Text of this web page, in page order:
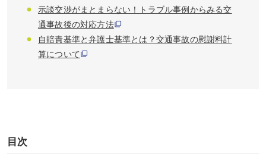
示談交渉がまとまらない！トラブル事例からみる交
通事故後の対応方法
自賠責基準と弁護士基準とは？交通事故の慰謝料計
算について
目次